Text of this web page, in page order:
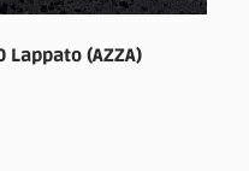
(AZZA)